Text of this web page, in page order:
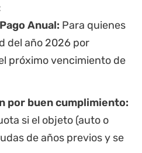
Anual: Para quienes
del año 2026 por
próximo vencimiento de
por buen cumplimiento:
si el objeto (auto o
de años previos y se